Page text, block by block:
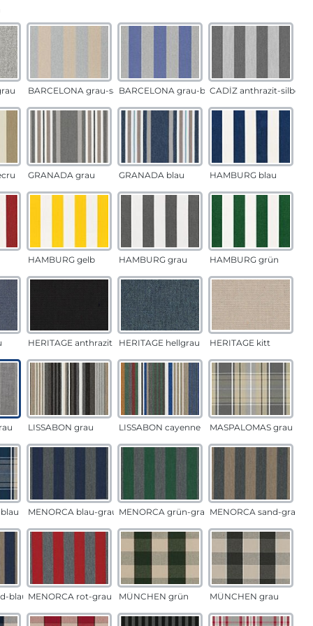
BARCELONA grau-sandBARCELONA grau-blauCADÍZ anthrazit-silber
GRANADA grau GRANADA blau HAMBURG blau
HAMBURG gelb HAMBURG grau HAMBURG grün
HERITAGE anthrazit HERITAGE hellgrau HERITAGE kitt
LISSABON grau LISSABON cayenne MASPALOMAS grau
MENORCA blau-grau MENORCA grün-grau MENORCA sand-grau
blau MENORCA rot-grau MÜNCHEN grün MÜNCHEN grau